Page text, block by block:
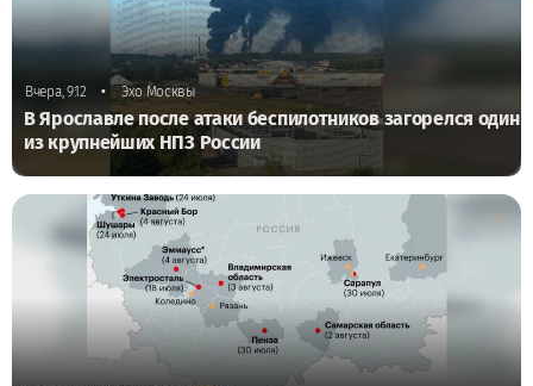
Вчера, 9:12 • Эхо Москвы
В Ярославле после атаки беспилотников загорелся один
из крупнейших НПЗ России